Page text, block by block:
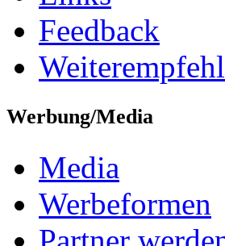
Feedback
Werbung/Media
Media
Werbeformen